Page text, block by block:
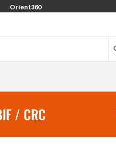
Orient360
/ CRC